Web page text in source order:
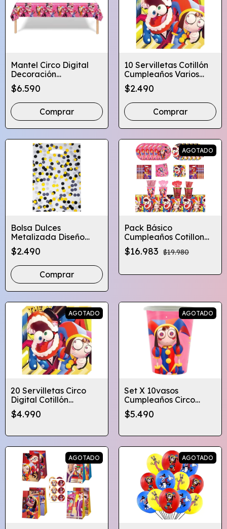
Mantel Circo Digital
Decoración
Cumpleaños
$6.590
Comprar
10 Servilletas Cotillón
Cumpleaños Varios
Diseños Infantiles
$2.490
Comprar
Bolsa Dulces
Metalizada Diseño
Circulos Estrellas
Colores
$2.490
Comprar
AGOTADO
Pack Básico
Cumpleaños Cotillon
Circo Digital Pomni Jax
X10
$16.983 $19.980
AGOTADO
20 Servilletas Circo
Digital Cotillón
Cumpleaños
Globifiesta
$4.990
AGOTADO
Set X 10vasos
Cumpleaños Circo
Digital
$5.490
AGOTADO AGOTADO